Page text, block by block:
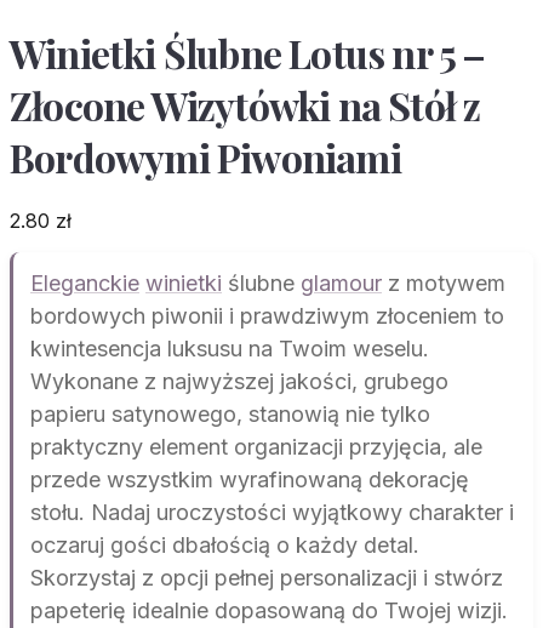
Winietki Ślubne Lotus nr 5 –
Złocone Wizytówki na Stół z
Bordowymi Piwoniami
2.80 zł
Eleganckie winietki ślubne glamour z motywem
bordowych piwonii i prawdziwym złoceniem to
kwintesencja luksusu na Twoim weselu.
Wykonane z najwyższej jakości, grubego
papieru satynowego, stanowią nie tylko
praktyczny element organizacji przyjęcia, ale
przede wszystkim wyrafinowaną dekorację
stołu. Nadaj uroczystości wyjątkowy charakter i
oczaruj gości dbałością o każdy detal.
Skorzystaj z opcji pełnej personalizacji i stwórz
papeterię idealnie dopasowaną do Twojej wizji.